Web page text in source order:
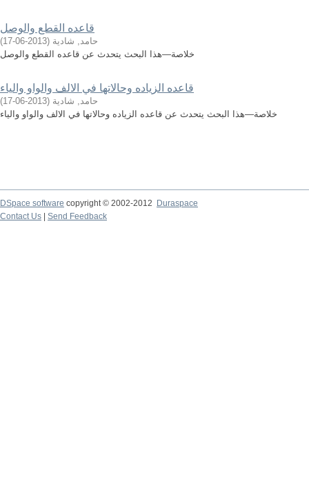
قاعده القطع والوصل
حامد, شادية (
2013-06-17
)
خلاصة—هذا البحث يتحدث عن قاعده القطع والوصل
قاعده الزياده وحالاتها في الالف والواو والياء
حامد, شادية (
2013-06-17
)
خلاصة—هذا البحث يتحدث عن قاعده الزياده وحالاتها في الالف والواو والياء
DSpace software copyright © 2002-2012
Duraspace
Contact Us
Send Feedback